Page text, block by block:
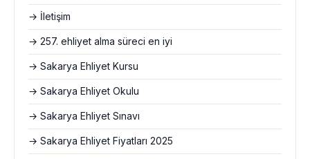
→ İletişim
→ 257. ehliyet alma süreci en iyi
→ Sakarya Ehliyet Kursu
→ Sakarya Ehliyet Okulu
→ Sakarya Ehliyet Sınavı
→ Sakarya Ehliyet Fiyatları 2025